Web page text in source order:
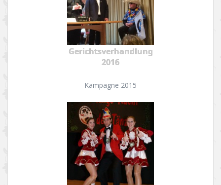
Gerichtsverhandlung
2016
Kampagne 2015